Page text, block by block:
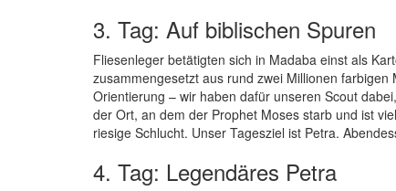
3. Tag: Auf biblischen Spuren
Fliesenleger betätigten sich in Madaba einst als
zusammengesetzt aus rund zwei Millionen
Orientierung – wir haben dafür unseren Scout
der Ort, an dem der Prophet Moses starb und ist
riesige Schlucht. Unser Tagesziel ist Petra.
4. Tag: Legendäres Petra